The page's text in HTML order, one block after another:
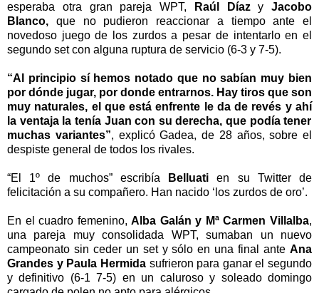
esperaba otra gran pareja WPT,
Raú l Díazy Jacobo
Blanco, que no pudieron reaccionar a tiempo ante el
novedoso juego de los zurdos a pesar de intentarlo en el
segundo set con alguna ruptura de servicio (6-3 y 7-5).
“Al principio sí hemos notado que no sabían muy bien
por dónde jugar, por donde entrarnos. Hay tiros que son
muy naturales, el que está enfrente le da de revés y ahí
la ventaja la tenía Juan con su derecha, que pod ía tener
muchas variantes”, explicó Gadea, de 28 años, sobre el
despiste general de todos los rivales.
“El 1º de muchos” escribía Belluati en su Twitter de
felicitación a su compañero. Han nacido ‘ los zurdos de oro’.
En el cuadro femenino,Alba Gal án y Mª Carmen Villalba,
una pareja muy consolidada WPT, sumaban un nuevo
campeonato sin ceder un set y só lo en una final anteAna
Grandes y Paula Hermida sufrieron para ganar el segundo
y definitivo (6-1 7-5) en un caluroso y soleado domingo